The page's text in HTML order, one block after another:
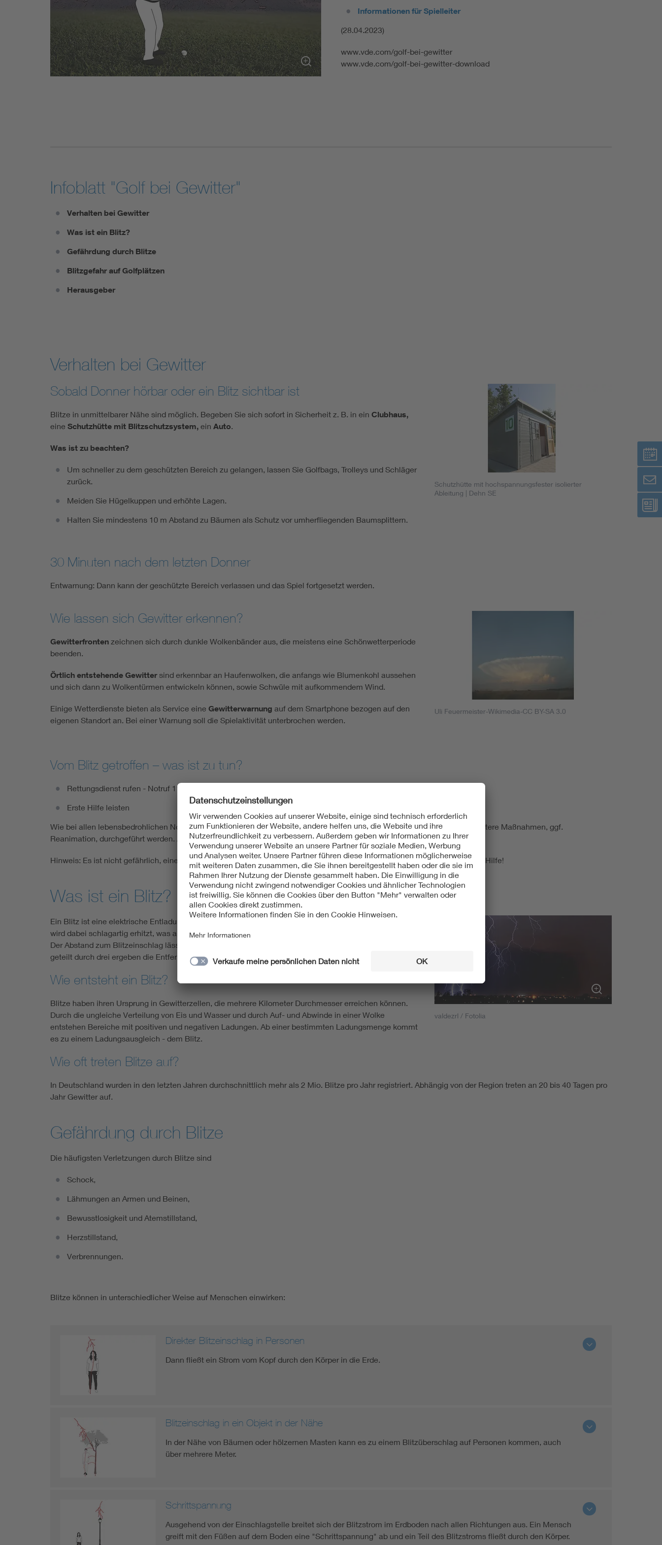
Informationen für Spielleiter
(28.04.2023)
www.vde.com/golf-bei-gewitter
www.vde.com/golf-bei-gewitter-download
Infoblatt "Golf bei Gewitter"
Verhalten bei Gewitter
Was ist ein Blitz?
Gefährdung durch Blitze
Blitzgefahr auf Golfplätzen
Herausgeber
Verhalten bei Gewitter
Schutzhütte mit hochspannungsfester isolierter
Ableitung | Dehn SE
Sobald Donner hörbar oder ein Blitz sichtbar ist
Blitze in unmittelbarer Nähe sind möglich. Begeben Sie sich sofort in Sicherheit z. B. in ein Clubhaus,
eine Schutzhütte mit Blitzschutzsystem, ein Auto.
Was ist zu beachten?
Um schneller zu dem geschützten Bereich zu gelangen, lassen Sie Golfbags, Trolleys und Schläger
zurück.
Meiden Sie Hügelkuppen und erhöhte Lagen.
Halten Sie mindestens 10 m Abstand zu Bäumen als Schutz vor umherfliegenden Baumsplittern.
30 Minuten nach dem letzten Donner
Entwarnung: Dann kann der geschützte Bereich verlassen und das Spiel fortgesetzt werden.
Uli Feuermeister-Wikimedia-CC BY-SA 3.0
Wie lassen sich Gewitter erkennen?
Gewitterfronten zeichnen sich durch dunkle Wolkenbänder aus, die meistens eine Schönwetterperiode
beenden.
Örtlich entstehende Gewitter sind erkennbar an Haufenwolken, die anfangs wie Blumenkohl aussehen
und sich dann zu Wolkentürmen entwickeln können, sowie Schwüle mit aufkommendem Wind.
Einige Wetterdienste bieten als Service eine Gewitterwarnung auf dem Smartphone bezogen auf den
eigenen Standort an. Bei einer Warnung soll die Spielaktivität unterbrochen werden.
Vom Blitz getroffen – was ist zu tun?
Rettungsdienst rufen - Notruf 112
Erste Hilfe leisten
Wie bei allen lebensbedrohlichen Notfällen sollen als Erste Hilfe dasBewusstseinund die Atmungkontrolliert und dann weitere Maßnahmen, ggf.
Reanimation, durchgeführt werden. Auf jeden Fall ist der Rettungsdienst zu rufen.
Hinweis: Es ist nicht gefährlich, einen vom Blitz getroffenen Menschen zu berühren! Im Gegenteil, er benötigt dringend Ihre Hilfe!
Was ist ein Blitz?
valdezrl / Fotolia
Ein Blitz ist eine elektrische Entladung zwischen Wolken oder zwischen Wolken und der Erde. Die Luft
wird dabei schlagartig erhitzt, was als Donner hörbar ist.
Der Abstand zum Blitzeinschlag lässt sich grob abschätzen: Die Sekunden zwischen Blitz und Donner
geteilt durch drei ergeben die Entfernung in Kilometern.
Wie entsteht ein Blitz?
Blitze haben ihren Ursprung in Gewitterzellen, die mehrere Kilometer Durchmesser erreichen können.
Durch die ungleiche Verteilung von Eis und Wasser und durch Auf- und Abwinde in einer Wolke
entstehen Bereiche mit positiven und negativen Ladungen. Ab einer bestimmten Ladungsmenge kommt
es zu einem Ladungsausgleich - dem Blitz.
Wie oft treten Blitze auf?
In Deutschland wurden in den letzten Jahren durchschnittlich mehr als 2 Mio. Blitze pro Jahr registriert. Abhängig von der Region treten an 20 bis 40 Tagen pro
Jahr Gewitter auf.
Gefährdung durch Blitze
Die häufigsten Verletzungen durch Blitze sind
Schock,
Lähmungen an Armen und Beinen,
Bewusstlosigkeit und Atemstillstand,
Herzstillstand,
Verbrennungen.
Blitze können in unterschiedlicher Weise auf Menschen einwirken:
Direkter Blitzeinschlag in Personen
Dann fließt ein Strom vom Kopf durch den Körper in die Erde.
Blitzeinschlag in ein Objekt in der Nähe
In der Nähe von Bäumen oder hölzernen Masten kann es zu einem Blitzüberschlag auf Personen kommen, auch
über mehrere Meter.
Schrittspannung
Ausgehend von der Einschlagstelle breitet sich der Blitzstrom im Erdboden nach allen Richtungen aus. Ein Mensch
greift mit den Füßen auf dem Boden eine "Schrittspannung" ab und ein Teil des Blitzstroms fließt durch den Körper.